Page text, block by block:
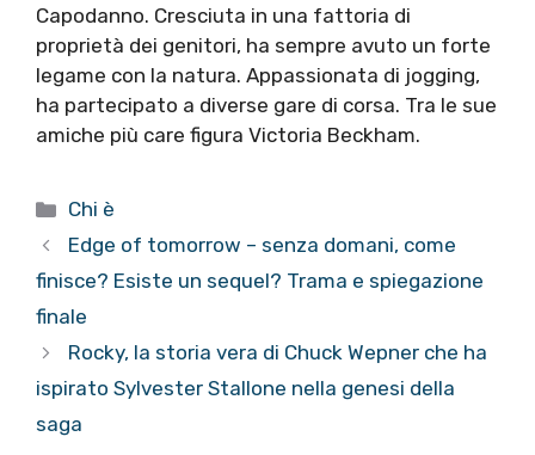
Capodanno. Cresciuta in una fattoria di
proprietà dei genitori, ha sempre avuto un forte
legame con la natura. Appassionata di jogging,
ha partecipato a diverse gare di corsa. Tra le sue
amiche più care figura Victoria Beckham.
Categorie
Chi è
Edge of tomorrow – senza domani, come
finisce? Esiste un sequel? Trama e spiegazione
finale
Rocky, la storia vera di Chuck Wepner che ha
ispirato Sylvester Stallone nella genesi della
saga